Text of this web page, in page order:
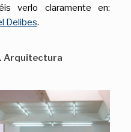
verlo claramente en:
Delibes.
Arquitectura